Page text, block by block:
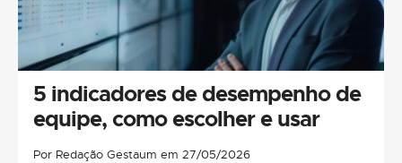
5 indicadores de desempenho de
equipe, como escolher e usar
Por Redação Gestaum em 27/05/2026